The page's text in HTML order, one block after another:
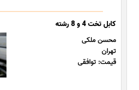
کابل تخت 4 و 8 رشته
محسن ملکی
تهران
قیمت: توافقی